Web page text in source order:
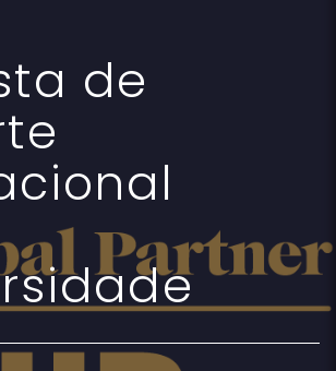
de